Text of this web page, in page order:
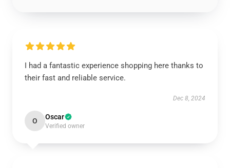
I had a fantastic experience shopping here thanks to
their fast and reliable service.
Dec 8, 2024
O Oscar
Verified owner